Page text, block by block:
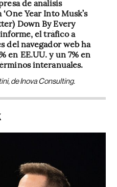
de análisis
Year Into Musk’s
Down By Every
informe, el tráfico a
del navegador web ha
en EE.UU. y un 7% en
interanuales.
de Inova Consulting.